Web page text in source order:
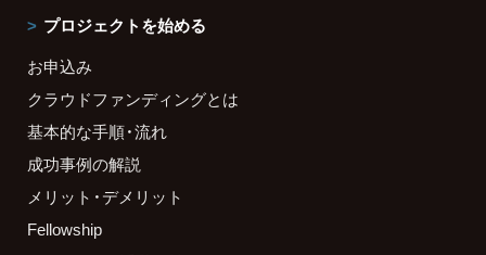
プロジェクトを始める
お申込み
クラウドファンディングとは
基本的な手順・流れ
成功事例の解説
メリット・デメリット
Fellowship